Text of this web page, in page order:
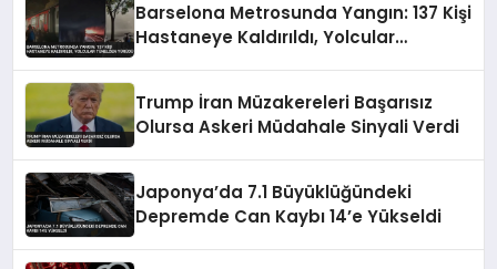
Barselona Metrosunda Yangın: 137 Kişi
Hastaneye Kaldırıldı, Yolcular
Trump İran Müzakereleri Başarısız
Olursa Askeri Müdahale Sinyali Verdi
Japonya’da 7.1 Büyüklüğündeki
Depremde Can Kaybı 14’e Yükseldi